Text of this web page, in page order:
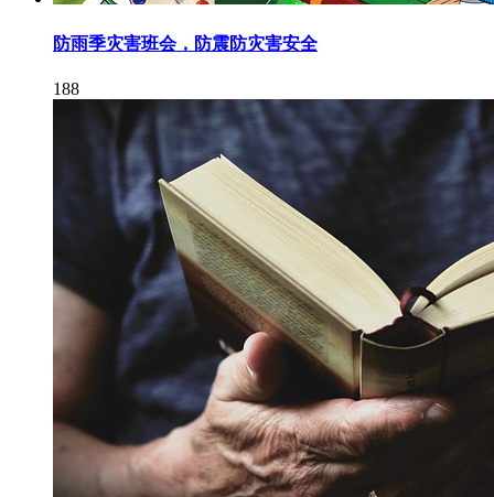
防雨季灾害班会，防震防灾害安全
188